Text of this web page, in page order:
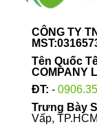
CÔNG TY
Tên Quốc
COMPANY
ĐT: -
Trưng Bày
Vấp, TP.HCM